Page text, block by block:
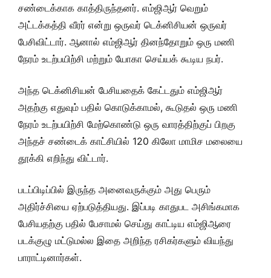
சண்டைக்காக காத்திருந்தனர். எம்ஜிஆர் வெறும்
அட்டக்கத்தி வீரர் என்று ஒருவர் டெக்னிசியன் ஒருவர்
பேசிவிட்டார். ஆனால் எம்ஜிஆர் தினந்தோறும் ஒரு மணி
நேரம் உடற்பயிற்சி மற்றும் யோகா செய்யக் கூடிய நபர்.
அந்த டெக்னிசியன் பேசியதைக் கேட்டதும் எம்ஜிஆர்
அதற்கு எதுவும் பதில் கொடுக்காமல், கூடுதல் ஒரு மணி
நேரம் உடற்பயிற்சி மேற்கொண்டு ஒரு வாரத்திற்குப் பிறகு
அந்தச் சண்டைக் காட்சியில் 120 கிலோ மாமிச மலையை
தூக்கி எறிந்து விட்டார்.
படப்பிடிப்பில் இருந்த அனைவருக்கும் அது பெரும்
அதிர்ச்சியை ஏற்படுத்தியது. இப்படி காதுபட அசிங்கமாக
பேசியதற்கு பதில் பேசாமல் செய்து காட்டிய எம்ஜிஆரை
படக்குழு மட்டுமல்ல இதை அறிந்த ரசிகர்களும் வியந்து
பாராட்டினார்கள்.